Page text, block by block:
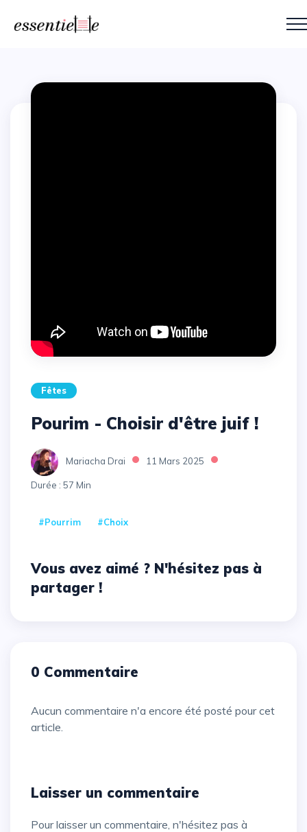
Fêtes
Pourim - Choisir d'être juif !
Mariacha Drai 11 Mars 2025
Durée : 57 Min
#Pourrim #choix
Vous avez aimé ? N'hésitez pas à
partager !
0 Commentaire
Aucun commentaire n'a encore été posté pour cet
article.
Laisser un commentaire
Pour laisser un commentaire, n'hésitez pas à